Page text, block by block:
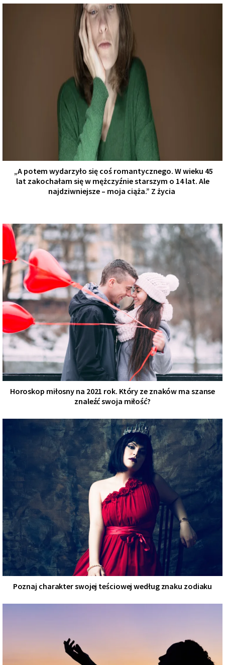
„A potem wydarzyło się coś romantycznego. W wieku 45
lat zakochałam się w mężczyźnie starszym o 14 lat. Ale
najdziwniejsze – moja ciąża.” Z życia
Horoskop miłosny na 2021 rok. Który ze znaków ma szanse
znaleźć swoja miłość?
Poznaj charakter swojej teściowej według znaku zodiaku